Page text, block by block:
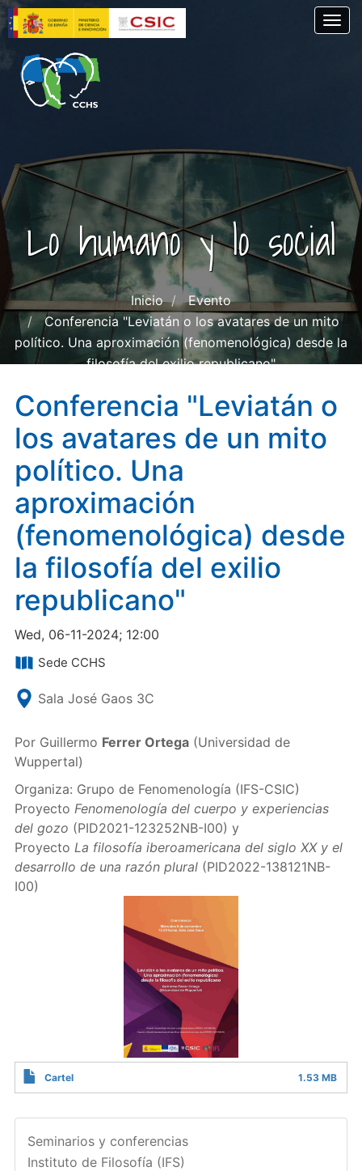
Skip
to
main
content
Lo humano y lo social
Inicio
Evento
Conferencia "Leviatán o los avatares de un mito
político. Una aproximación (fenomenológica) desde la
filosofía del exilio republicano"
Conferencia "Leviatán o
los avatares de un mito
político. Una
aproximación
(fenomenológica) desde
la filosofía del exilio
republicano"
Wed, 06-11-2024; 12:00
Sede CCHS
Sala José Gaos 3C
Por Guillermo Ferrer Ortega(Universidad de
Wuppertal)
Organiza: Grupo de Fenomenología (IFS-CSIC)
Proyecto Fenomenología del cuerpo y experiencias
del gozo (PID2021-123252NB-I00) y
Proyecto La filosofía iberoamericana del siglo XX y el
desarrollo de una razón plural(PID2022-138121NB-
I00)
Cartel 1.53 MB
Seminarios y conferencias
Instituto de Filosofía (IFS)